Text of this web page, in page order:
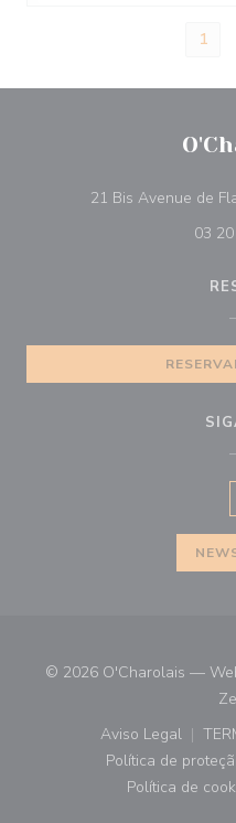
1
21 Bis Avenue de
03
© 2026 O'Charolais —
Aviso Legal
((abre
Política de
Política de